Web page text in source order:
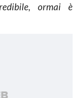
ormai è